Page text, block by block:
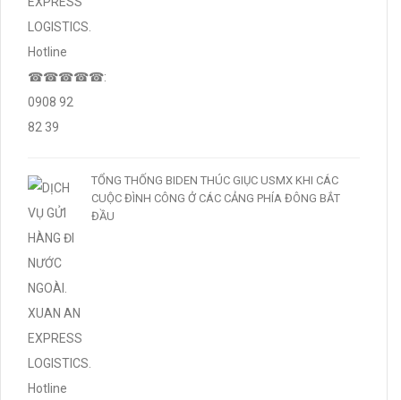
TỔNG THỐNG BIDEN THÚC GIỤC USMX KHI CÁC
CUỘC ĐÌNH CÔNG Ở CÁC CẢNG PHÍA ĐÔNG BẮT
ĐẦU